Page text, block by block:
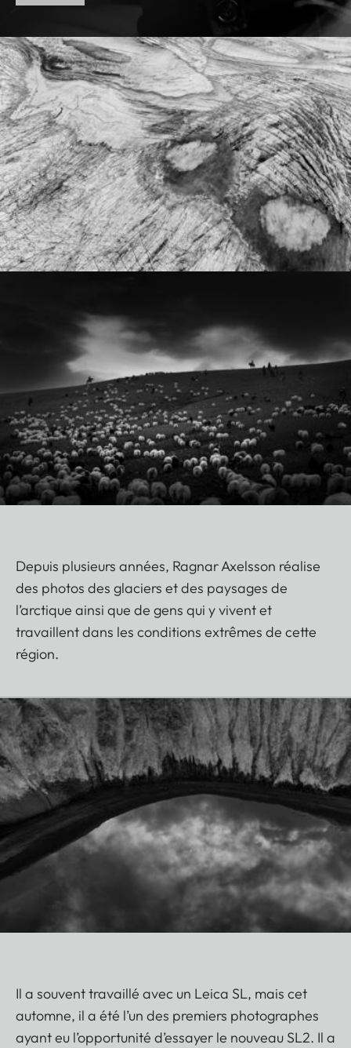
Depuis plusieurs années, Ragnar Axelsson réalise
des photos des glaciers et des paysages de
l’arctique ainsi que de gens qui y vivent et
travaillent dans les conditions extrêmes de cette
région.
Il a souvent travaillé avec un Leica SL, mais cet
automne, il a été l’un des premiers photographes
ayant eu l’opportunité d’essayer le nouveau SL2. Il a